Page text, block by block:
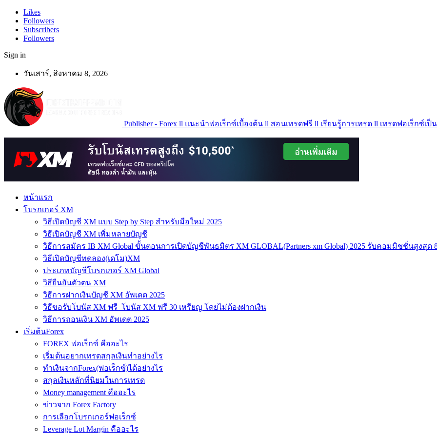
Likes
Followers
Subscribers
Followers
Sign in
วันเสาร์, สิงหาคม 8, 2026
Publisher - Forex ll แนะนำฟอเร็กซ์เบื้องต้น ll สอนเทรดฟรี ll เรียนรู้การเทรด ll เทรดฟอเร็กซ์เป็
หน้าแรก
โบรกเกอร์ XM
วิธีเปิดบัญชี XM แบบ Step by Step สำหรับมือใหม่ 2025
วิธีเปิดบัญชี XM เพิ่มหลายบัญชี
วิธีการสมัคร IB XM Global ขั้นตอนการเปิดบัญชีพันธมิตร XM GLOBAL(Partners xm Global) 2025 รับคอมมิชชั่นสูงสุด
วิธีเปิดบัญชีทดลอง(เดโม)XM
ประเภทบัญชีโบรกเกอร์ XM Global
วิธียืนยันตัวตน XM
วิธีการฝากเงินบัญชี XM อัพเดต 2025
วิธีขอรับโบนัส XM ฟรี โบนัส XM ฟรี 30 เหรียญ โดยไม่ต้องฝากเงิน
วิธีการถอนเงิน XM อัพเดต 2025
เริ่มต้นForex
FOREX ฟอเร็กซ์ คืออะไร
เริ่มต้นอยากเทรดสกุลเงินทำอย่างไร
ทำเงินจากForex(ฟอเร็กซ์)ได้อย่างไร
สกุลเงินหลักที่นิยมในการเทรด
Money management คืออะไร
ข่าวจาก Forex Factory
การเลือกโบรกเกอร์ฟอเร็กซ์
Leverage Lot Margin คืออะไร